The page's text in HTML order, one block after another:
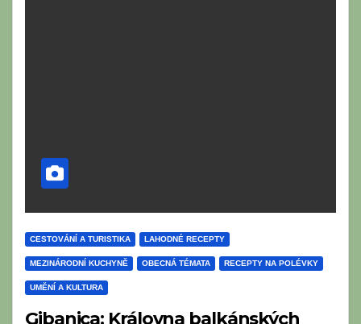
CESTOVÁNÍ A TURISTIKA LAHODNÉ RECEPTY
MEZINÁRODNÍ KUCHYNĚ OBECNÁ TÉMATA RECEPTY NA POLÉVKY
UMĚNÍ A KULTURA
Gibanica: Královna balkánských